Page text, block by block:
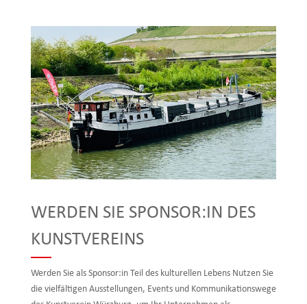
WERDEN SIE SPONSOR:IN DES
KUNSTVEREINS
Werden Sie als Sponsor:in Teil des kulturellen Lebens Nutzen Sie
die vielfältigen Ausstellungen, Events und Kommunikationswege